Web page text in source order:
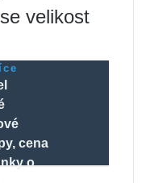
velikost
cena
o